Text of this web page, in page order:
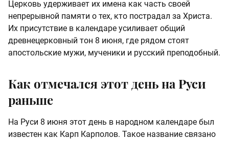
Церковь удерживает их имена как часть своей
непрерывной памяти о тех, кто пострадал за Христа.
Их присутствие в календаре усиливает общий
древнецерковный тон 8 июня, где рядом стоят
апостольские мужи, мученики и русский преподобный.
Как отмечался этот день на Руси
раньше
На Руси 8 июня этот день в народном календаре был
известен как Карп Карполов. Такое название связано